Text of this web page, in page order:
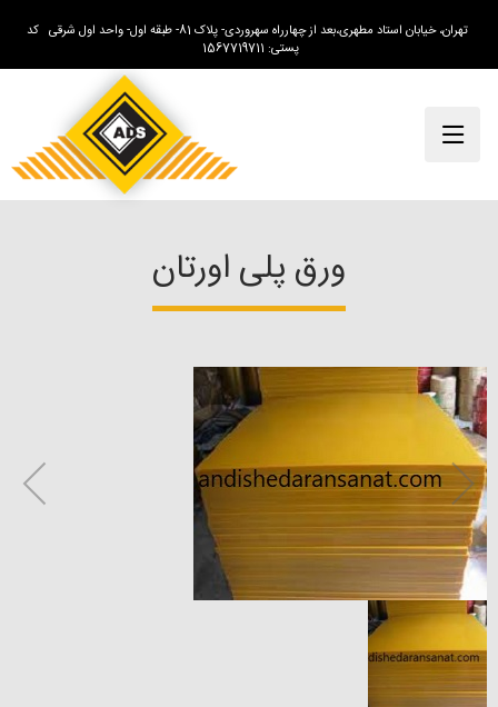
تهران، خیابان استاد مطهری،بعد از چهارراه سهروردی- پلاک 81- طبقه اول- واحد اول شرقی کد
پستی: 1567719711
ورق پلی اورتان